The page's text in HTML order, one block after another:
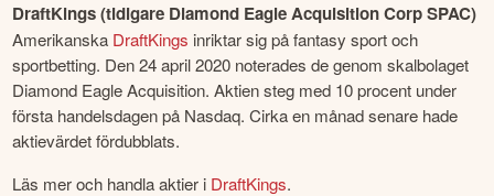
DraftKings (tidigare Diamond Eagle Acquisition Corp SPAC)
Amerikanska DraftKings inriktar sig på fantasy sport och
sportbetting. Den 24 april 2020 noterades de genom skalbolaget
Diamond Eagle Acquisition. Aktien steg med 10 procent under
första handelsdagen på Nasdaq. Cirka en månad senare hade
aktievärdet fördubblats.
Läs mer och handla aktier i DraftKings.